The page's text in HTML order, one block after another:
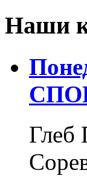
Наши
Глеб